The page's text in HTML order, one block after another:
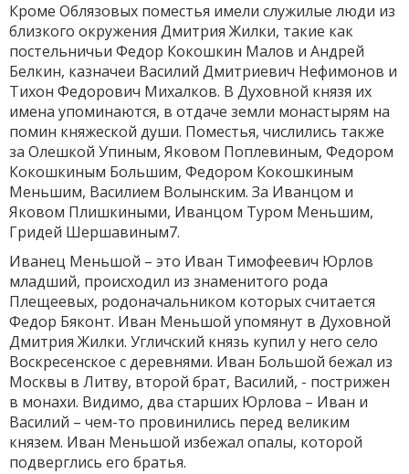
Кроме Облязовых поместья имели служилые люди из
близкого окружения Дмитрия Жилки, такие как
постельничьи Федор Кокошкин Малов и Андрей
Белкин, казначеи Василий Дмитриевич Нефимонов и
Тихон Федорович Михалков. В Духовной князя их
имена упоминаются, в отдаче земли монастырям на
помин княжеской души. Поместья, числились также
за Олешкой Упиным, Яковом Поплевиным, Федором
Кокошкиным Большим, Федором Кокошкиным
Меньшим, Василием Волынским. За Иванцом и
Яковом Плишкиными, Иванцом Туром Меньшим,
Гридей Шершавиным7.
Иванец Меньшой – это Иван Тимофеевич Юрлов
младший, происходил из знаменитого рода
Плещеевых, родоначальником которых считается
Федор Бяконт. Иван Меньшой упомянут в Духовной
Дмитрия Жилки. Угличский князь купил у него село
Воскресенское с деревнями. Иван Большой бежал из
Москвы в Литву, второй брат, Василий, - пострижен
в монахи. Видимо, два старших Юрлова – Иван и
Василий – чем-то провинились перед великим
князем. Иван Меньшой избежал опалы, которой
подверглись его братья.